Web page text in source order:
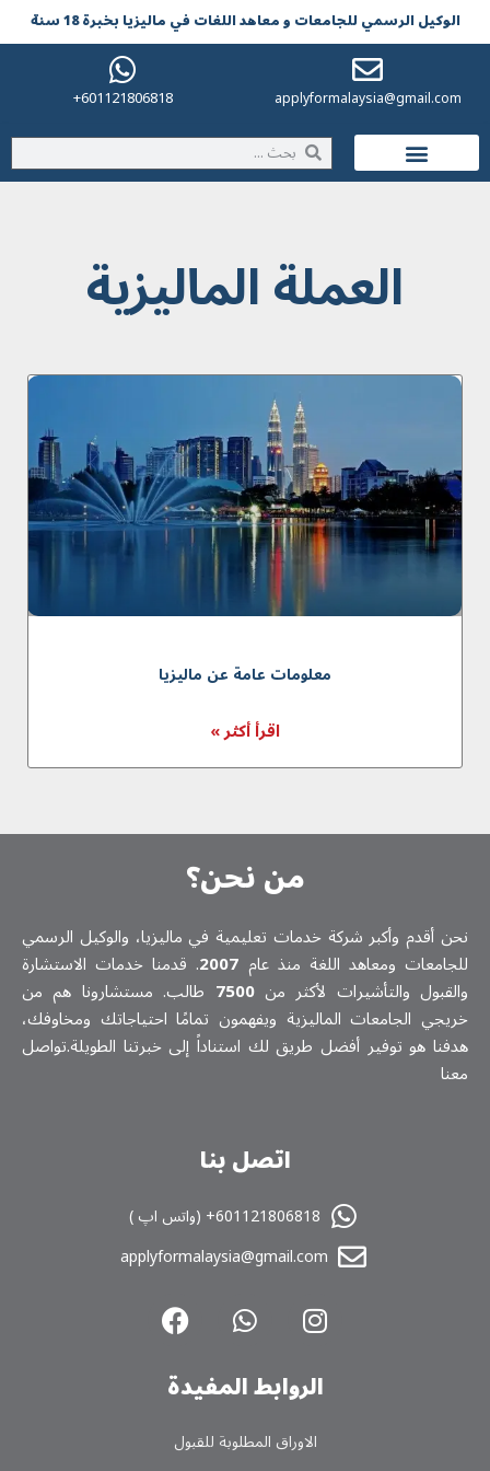
الوکیل الرسمي للجامعات و معاهد اللغات في مالیزیا بخبرة 18 سنة
applyformalaysia@gmail.com
601121806818+
العملة الماليزية
معلومات عامة عن ماليزيا
اقرأ أكثر »
من نحن؟
نحن أقدم وأكبر شركة خدمات تعلیمیة في ماليزيا، والوكيل الرسمي
للجامعات ومعاهد اللغة منذ عام 2007. قدمنا خدمات الاستشارة
والقبول والتأشيرات لأكثر من7500 طالب. مستشارونا هم من
خريجي الجامعات الماليزية ويفهمون تمامًا احتياجاتك ومخاوفك،
هدفنا هو توفير أفضل طريق لك استناداً إلى خبرتنا الطويلة.تواصل
معنا
اتصل بنا
601121806818+ (واتس اپ )
applyformalaysia@gmail.com
الروابط المفیدة
الاوراق المطلوبة للقبول